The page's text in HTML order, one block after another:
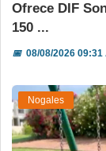
Ofrece DIF
150 ...
📅08/08/2026 09:31
Nogales